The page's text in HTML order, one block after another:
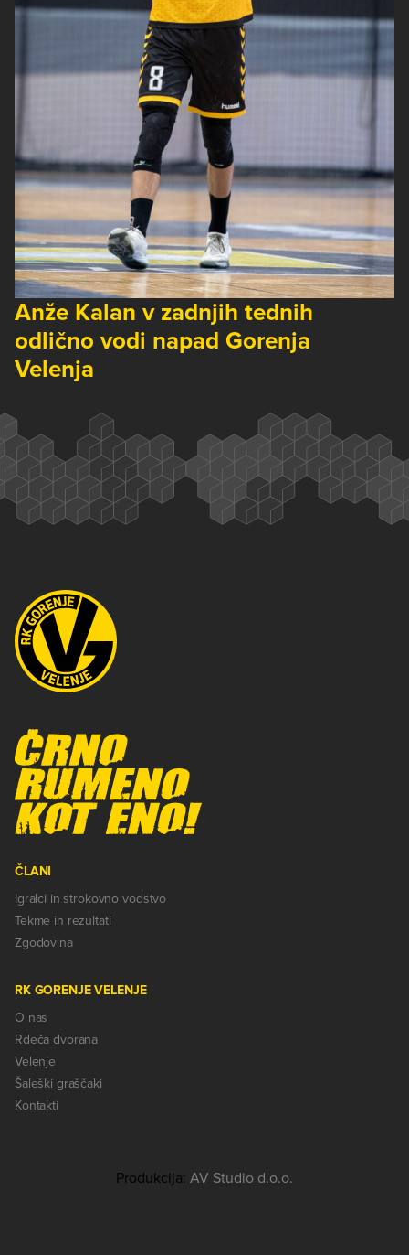
Anže Kalan v zadnjih tednih
odlično vodi napad Gorenja
Velenja
ČLANI
Igralci in strokovno vodstvo
Tekme in rezultati
Zgodovina
RK GORENJE VELENJE
O nas
Rdeča dvorana
Velenje
Šaleški graščaki
Kontakti
Produkcija: AV Studio d.o.o.